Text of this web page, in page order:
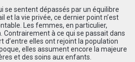
se sentent dépassés par un équilibre
et la vie privée, ce dernier point n’est
Les femmes, en particulier,
à ce qui se passait dans
d’entre elles ont rejoint la population
elles assument encore la majeure
et des soins aux enfants.